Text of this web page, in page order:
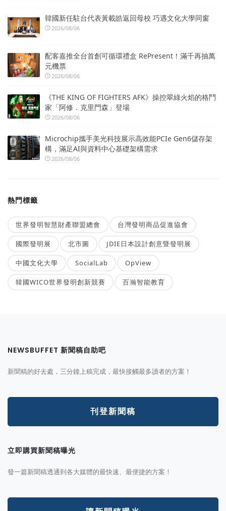
韓國新任駐台代表黃載皓返回母校 巧遇文化大學同窗
2026/08/06
配客嘉推全台首創可循環禮盒 RePresent！滿千再抽萬
元機票
2026/08/06
《THE KING OF FIGHTERS AFK》操控翠綠火焰的格鬥
家「阿修．克里門森」登場
2026/08/06
Microchip攜手美光科技展示高效能PCIe Gen6儲存架
構，滿足AI與資料中心基礎架構需求
2026/08/06
熱門標籤
世界發明智慧財產聯盟總會 台灣發明商品促進協會
國際發明展 北市圖 JDIE日本設計創意暨發明展
中國文化大學 SocialLab OpView
韓國WICO世界發明創新競賽 百瀚智能教育
NEWSBUFFET 新聞稿自助吧
新聞稿的好去處，三分鐘上稿完成，最快接觸最多讀者的方案！
刊登新聞稿
立即購買新聞稿曝光
發一篇新聞稿透通到各大媒體的最快速、最便捷的方案！